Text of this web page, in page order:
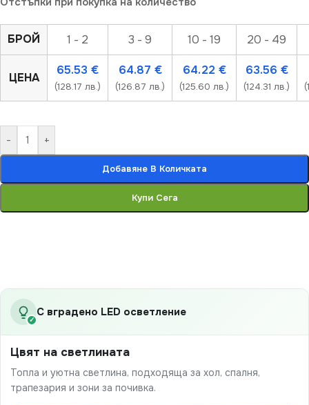
БРОЙ 1 - 2 3 - 9 10 - 19 20 - 49
ЦЕНА
65.53 €
(128.17 лв.)
64.87 €
(126.87 лв.)
64.22 €
(125.60 лв.)
63.56 €
(124.31 лв.)
- +
Добавяне В Количката
Купи Сега
✓
С вградено LED осветление
Цвят на светлината
Топла и уютна светлина, подходяща за хол, спалня,
трапезария и зони за почивка.